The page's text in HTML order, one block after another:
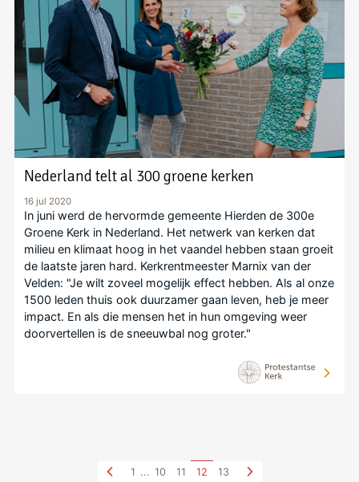
Nederland telt al 300 groene kerken
16 jul 2020
In juni werd de hervormde gemeente Hierden de 300e
Groene Kerk in Nederland. Het netwerk van kerken dat
milieu en klimaat hoog in het vaandel hebben staan groeit
de laatste jaren hard. Kerkrentmeester Marnix van der
Velden: "Je wilt zoveel mogelijk effect hebben. Als al onze
1500 leden thuis ook duurzamer gaan leven, heb je meer
impact. En als die mensen het in hun omgeving weer
doorvertellen is de sneeuwbal nog groter."
1 ... 10 11 12 13